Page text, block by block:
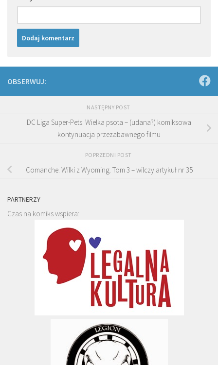
OBSERWUJ:
NASTĘPNY POST
DC Liga Super-Pets. Wielka psota – (udana?) komiksowa
kontynuacja przezabawnego filmu
POPRZEDNI POST
Comanche. Wilki z Wyoming. Tom 3 – wilczy artykuł nr 35
PARTNERZY
Czas na komiks wspiera: